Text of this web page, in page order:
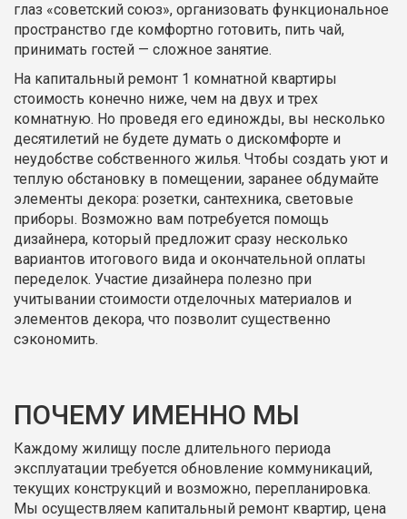
глаз «советский союз», организовать функциональное
пространство где комфортно готовить, пить чай,
принимать гостей — сложное занятие.
На капитальный ремонт 1 комнатной квартиры
стоимость конечно ниже, чем на двух и трех
комнатную. Но проведя его единожды, вы несколько
десятилетий не будете думать о дискомфорте и
неудобстве собственного жилья. Чтобы создать уют и
теплую обстановку в помещении, заранее обдумайте
элементы декора: розетки, сантехника, световые
приборы. Возможно вам потребуется помощь
дизайнера, который предложит сразу несколько
вариантов итогового вида и окончательной оплаты
переделок. Участие дизайнера полезно при
учитывании стоимости отделочных материалов и
элементов декора, что позволит существенно
сэкономить.
ПОЧЕМУ ИМЕННО МЫ
Каждому жилищу после длительного периода
эксплуатации требуется обновление коммуникаций,
текущих конструкций и возможно, перепланировка.
Мы осуществляем капитальный ремонт квартир, цена